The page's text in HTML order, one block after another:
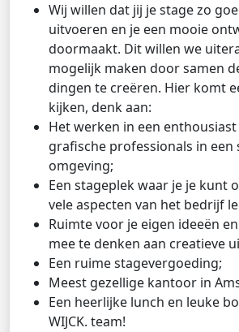
Wij willen dat jij je stage zo
uitvoeren en je een mooie
doormaakt. Dit willen we
mogelijk maken door samen
dingen te creëren. Hier komt
kijken, denk aan:
Het werken in een
grafische professionals in een
omgeving;
Een stageplek waar je je kunt
vele aspecten van het bedrijf
Ruimte voor je eigen ideeën
mee te denken aan creatieve
Een ruime stagevergoeding;
Meest gezellige kantoor in
Een heerlijke lunch en leuke
WIJCK. team!